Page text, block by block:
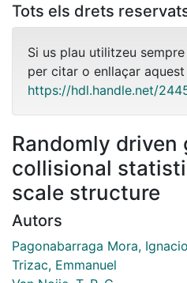
Tots els drets
Si us plau utilitzeu
per citar o enllaçar
https://hdl.handle.net/
Randomly
collisional
scale structure
Autors
Pagonabarraga Mora, Ignacio
Trizac, Emmanuel